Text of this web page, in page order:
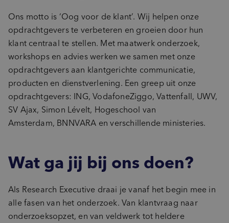
Ons motto is ‘Oog voor de klant’. Wij helpen onze
opdrachtgevers te verbeteren en groeien door hun
klant centraal te stellen. Met maatwerk onderzoek,
workshops en advies werken we samen met onze
opdrachtgevers aan klantgerichte communicatie,
producten en dienstverlening. Een greep uit onze
opdrachtgevers: ING, VodafoneZiggo, Vattenfall, UWV,
SV Ajax, Simon Lévelt, Hogeschool van
Amsterdam, BNNVARA en verschillende ministeries.
Wat ga jij bij ons doen?
Als Research Executive draai je vanaf het begin mee in
alle fasen van het onderzoek. Van klantvraag naar
onderzoeksopzet, en van veldwerk tot heldere